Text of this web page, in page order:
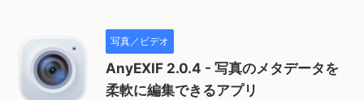
写真／ビデオ
AnyEXIF 2.0.4 - 写真のメタデータを
柔軟に編集できるアプリ